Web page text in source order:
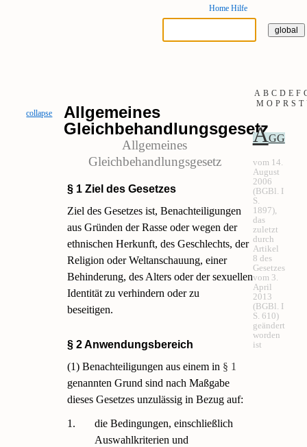
Home Hilfe
A B C D E F
M O P R S T
collapse
Allgemeines
Gleichbehandlungsgesetz
Allgemeines
Gleichbehandlungsgesetz
AGG
vom 14.
August
2006
(BGBl. I
S.
1897),
das
zuletzt
durch
Artikel
8 des
Gesetzes
vom 3.
April
2013
(BGBl. I
S. 610)
geändert
worden
ist
§ 1 Ziel des Gesetzes
Ziel des Gesetzes ist, Benachteiligungen
aus Gründen der Rasse oder wegen der
ethnischen Herkunft, des Geschlechts, der
Religion oder Weltanschauung, einer
Behinderung, des Alters oder der sexuellen
Identität zu verhindern oder zu
beseitigen.
§ 2 Anwendungsbereich
(1) Benachteiligungen aus einem in § 1
genannten Grund sind nach Maßgabe
dieses Gesetzes unzulässig in Bezug auf:
1.
die Bedingungen, einschließlich
Auswahlkriterien und